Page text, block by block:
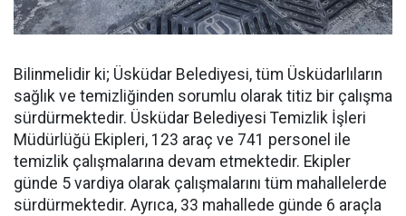
Bilinmelidir ki; Üsküdar Belediyesi, tüm Üsküdarlıların
sağlık ve temizliğinden sorumlu olarak titiz bir çalışma
sürdürmektedir. Üsküdar Belediyesi Temizlik İşleri
Müdürlüğü Ekipleri, 123 araç ve 741 personel ile
temizlik çalışmalarına devam etmektedir. Ekipler
günde 5 vardiya olarak çalışmalarını tüm mahallelerde
sürdürmektedir. Ayrıca, 33 mahallede günde 6 araçla